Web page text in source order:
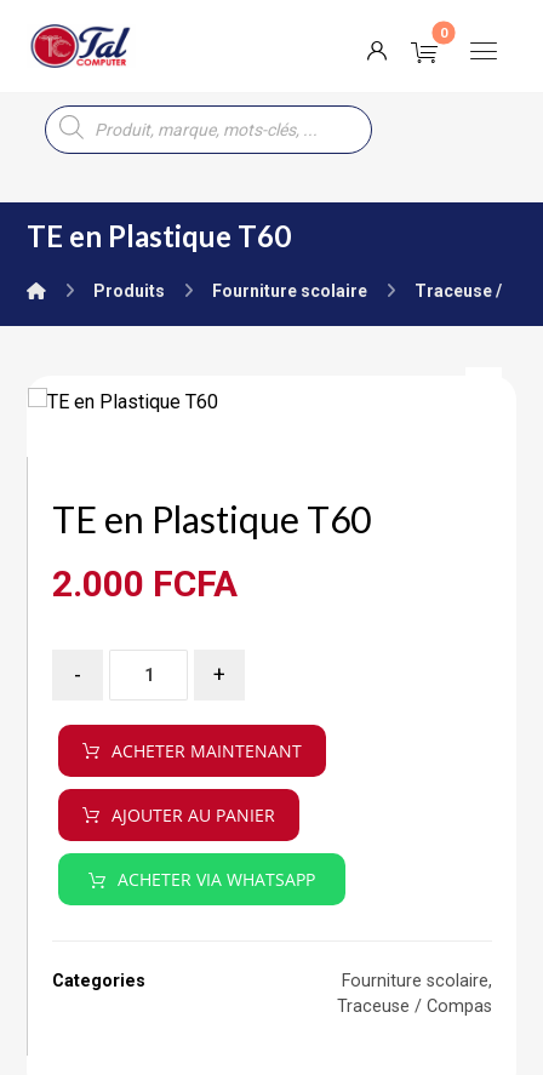
TE en Plastique T60
Produits Fourniture scolaire Traceuse /
TE en Plastique T60
2.000 FCFA
- +
ACHETER MAINTENANT
AJOUTER AU PANIER
ACHETER VIA WHATSAPP
Categories Fourniture scolaire,
Traceuse / Compas